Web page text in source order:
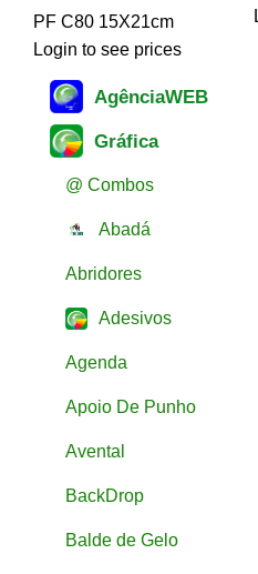
PF C80 15X21cm
Login to see prices
AgênciaWEB
Gráfica
@ Combos
Abadá
Abridores
Adesivos
Agenda
Apoio De Punho
Avental
BackDrop
Balde de Gelo